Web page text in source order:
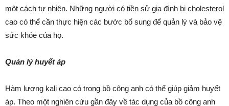
một cách tự nhiên. Những người có tiền sử gia đình bị cholesterol
cao có thể cần thực hiện các bước bổ sung để quản lý và bảo vệ
sức khỏe của họ.
Quản lý huyết áp
Hàm lượng kali cao có trong bồ công anh có thể giúp giảm huyết
áp. Theo một nghiên cứu gần đây về tác dụng của bồ công anh